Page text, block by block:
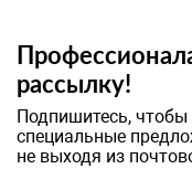
рассылку!
Подпишитесь, чтобы
специальные
не выходя из